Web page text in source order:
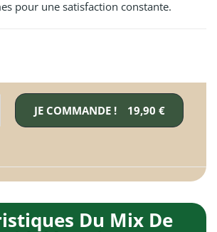
pour une satisfaction constante.
JE COMMANDE ! 19,90 €
Du Mix De